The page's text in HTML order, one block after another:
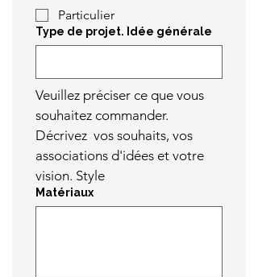
Particulier
Type de projet. Idée générale
Veuillez préciser ce que vous
souhaitez commander.
Décrivez  vos souhaits, vos
associations d'idées et votre
vision. Style
Matériaux